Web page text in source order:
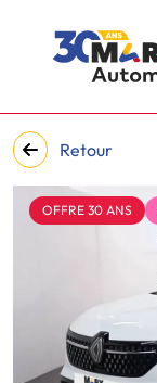
Retour
OFFRE 30 ANS